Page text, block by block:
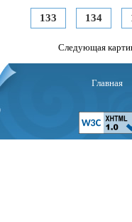
133 134
Следующая
Главная